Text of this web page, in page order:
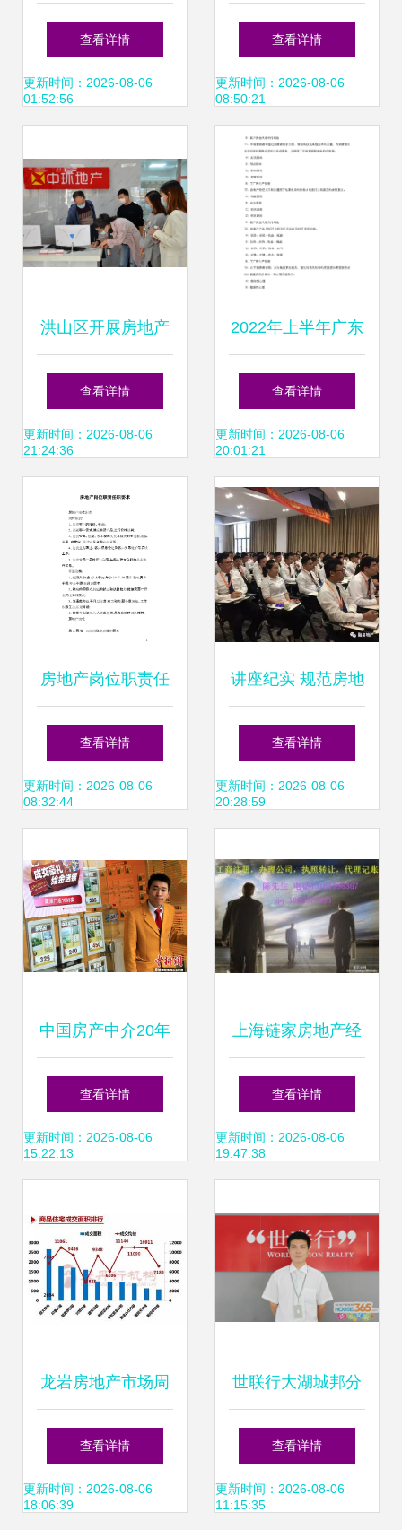
型】最新房地产建
筑模型/批发报价
查看详情
更新时间：2026-08-06
01:52:56
省房地产经纪行业
发展成绩与挑战 服
务视角的审视
查看详情
更新时间：2026-08-06
08:50:21
洪山区开展房地产
经纪机构专项检查
聚焦服务规范与行
查看详情
更新时间：2026-08-06
21:24:36
2022年上半年广东
省房地产经纪人制
度与政策考试解析
房地产登记种类与
房屋登记基本要求
查看详情
更新时间：2026-08-06
20:01:21
房地产岗位职责任
职要求 房地产经纪
服务
查看详情
更新时间：2026-08-06
08:32:44
讲座纪实 规范房地
产经纪服务的多重
路径与现实意义
查看详情
更新时间：2026-08-06
20:28:59
中国房产中介20年
145万经纪人服务2
亿社区家庭的图景
查看详情
更新时间：2026-08-06
15:22:13
上海链家房地产经
纪服务 专业护航，
安心置业
查看详情
更新时间：2026-08-06
19:47:38
龙岩房地产市场周
报 经纪服务如何影
响你的购房体验与
查看详情
更新时间：2026-08-06
18:06:39
世联行大湖城邦分
行经理雍佳佳 让更
多人享受真正的地
查看详情
更新时间：2026-08-06
11:15:35